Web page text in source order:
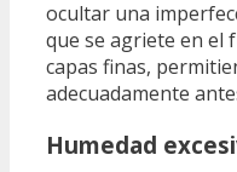
ocultar una
que se agriete en el
capas finas,
adecuadamente
Humedad